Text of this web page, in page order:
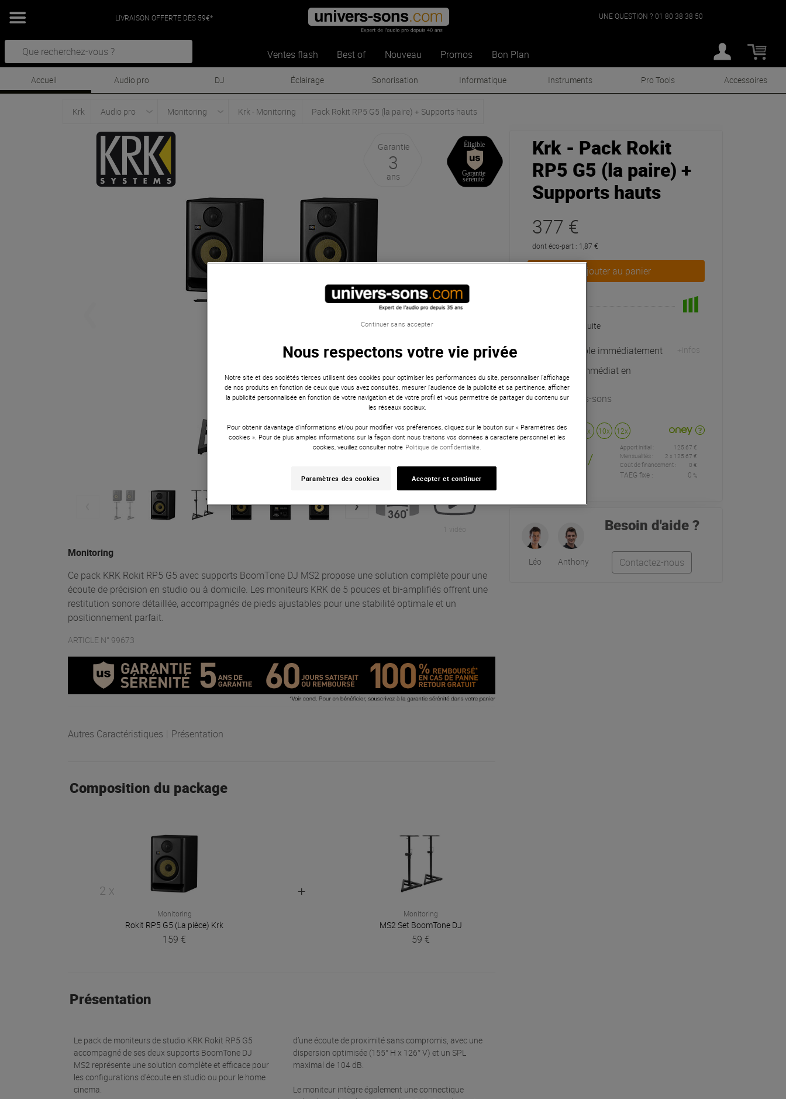
LIVRAISON OFFERTE DÈS 59€*
Ventes flash Best of Nouveau Promos Bon Plan
UNE QUESTION ? 01 80 38 38 50
Accueil Audio pro DJ Éclairage Sonorisation Informatique Instruments Pro Tools Accessoires
Krk Audio pro Monitoring Krk - Monitoring Pack Rokit RP5 G5 (la paire) + Supports hauts
Garantie
3
ans
1 vidéo
Monitoring
Ce pack KRK Rokit RP5 G5 avec supports BoomTone DJ MS2 propose une solution complète pour une
écoute de précision en studio ou à domicile. Les moniteurs KRK de 5 pouces et bi-amplifiés offrent une
restitution sonore détaillée, accompagnés de pieds ajustables pour une stabilité optimale et un
positionnement parfait.
ARTICLE N° 99673
Autres Caractéristiques Présentation
Composition du package
2 x
Monitoring
Rokit RP5 G5 (La pièce) Krk
159 €
+
Monitoring
MS2 Set BoomTone DJ
59 €
Présentation
Le pack de moniteurs de studio KRK Rokit RP5 G5
accompagné de ses deux supports BoomTone DJ
MS2 représente une solution complète et efficace pour
les configurations d'écoute en studio ou pour le home
cinema.
d’une écoute de proximité sans compromis, avec une
dispersion optimisée (155° H x 126° V) et un SPL
maximal de 104 dB.
Le moniteur intègre également une connectique
Krk - Pack Rokit
RP5 G5 (la paire) +
Supports hauts
377 €
dont éco-part : 1,87 €
Ajouter au panier
Livraison Gratuite
Expédiable immédiatement +infos
Retrait immédiat en
magasin
à Univers-sons
Payer en 3x 4x 10x 12x
/
Apport initial :
125.67 €
Mensualités :
2 x 125.67 €
Coût de financement :
0 €
TAEG fixe : 0 %
Léo Anthony
Besoin d'aide ?
Contactez-nous
Nous respectons votre vie privée
Notre site et des sociétés tierces utilisent des cookies pour optimiser les performances du site, personnaliser l’affichage
de nos produits en fonction de ceux que vous avez consultés, mesurer l'audience de la publicité et sa pertinence, afficher
la publicité personnalisée en fonction de votre navigation et de votre profil et vous permettre de partager du contenu sur
les réseaux sociaux.
Pour obtenir davantage d'informations et/ou pour modifier vos préférences, cliquez sur le bouton sur « Paramètres des
cookies ». Pour de plus amples informations sur la façon dont nous traitons vos données à caractère personnel et les
cookies, veuillez consulter notre Politique de confidentialité.
Paramètres des cookies Accepter et continuer
Continuer sans accepter